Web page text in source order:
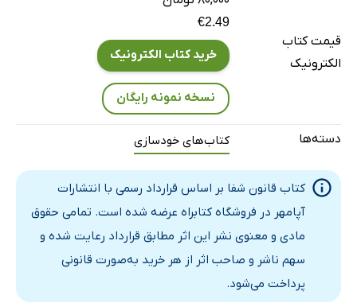
شیوه عفو و بخشایش
قاعده عفو و بخشایش
فصل چهارم: قانون شفابخش رهایی
آزاد کردن دیگران، یعنی آزاد ساختن خودتان؟
رهایی اغلب بهبود می‌آورد، نه مرگ!
فصل پنجم: قانون شفابخش
فصل ششم: قانون شفابخش ستایش
فصل هفتم: قانون شفابخش محبت
فصل هشتم: شفا از طریق معجزه
فصل نهم: قانون مرموز شفا
فصل دهم: قانون شفابخش تجسم
فصل یازدهم: قانون عارفانه شفا
قیمت کتاب
الکترونیک
€2.49
خرید کتاب الکترونیک
نسخه نمونه رایگان
دسته‌ها کتاب‌های خودسازی
کتاب قانون شفا بر اساس قرارداد رسمی با انتشارات
آپامهر در فروشگاه کتابراه عرضه شده است. تمامی حقوق
مادی و معنوی نشر این اثر مطابق قرارداد رعایت شده و
سهم ناشر و صاحب اثر از هر خرید به‌صورت قانونی
پرداخت می‌شود.